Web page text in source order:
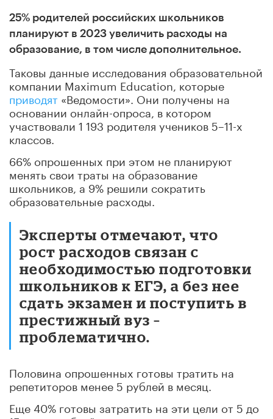
25% родителей российских школьников
планируют в 2023 увеличить расходы на
образование, в том числе дополнительное.
Таковы данные исследования образовательной
компании Maximum Education, которые
приводят «Ведомости». Они получены на
основании онлайн-опроса, в котором
участвовали 1 193 родителя учеников 5–11-х
классов.
66% опрошенных при этом не планируют
менять свои траты на образование
школьников, а 9% решили сократить
образовательные расходы.
Эксперты отмечают, что
рост расходов связан с
необходимостью подготовки
школьников к ЕГЭ, а без нее
сдать экзамен и поступить в
престижный вуз –
проблематично.
Половина опрошенных готовы тратить на
репетиторов менее 5 рублей в месяц.
Еще 40% готовы затратить на эти цели от 5 до